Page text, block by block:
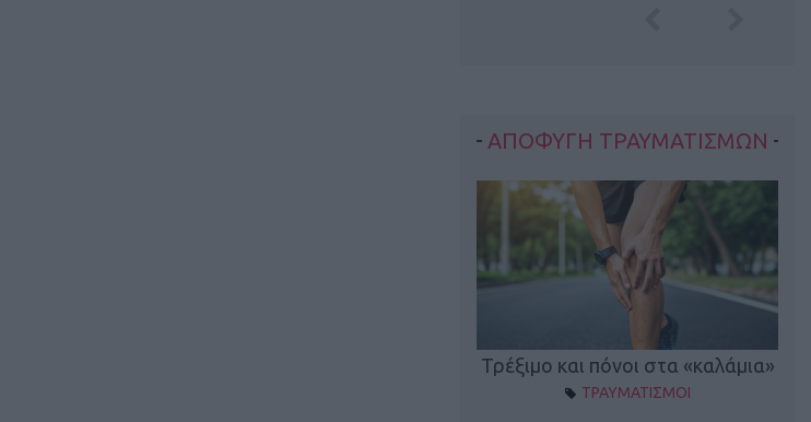
ΑΠΟΦΥΓΗ ΤΡΑΥΜΑΤΙΣΜΩΝ
Τρέξιμο και πόνοι στα «καλάμια»
ΤΡΑΥΜΑΤΙΣΜΟΙ